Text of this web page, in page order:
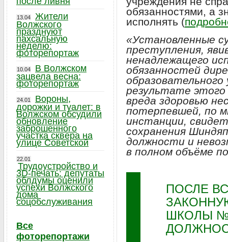
обязанностями, а
исполнять (
«Установленные
преступления,
ненадлежащего
обязанностей
результате этого
вреда здоровью
потерпевшей, по
инстанции,
сохранения
должности и
в полном объёме
ПОСЛЕ
ШКОЛЫ №
13.04
Жители
Волжского
празднуют
пахсальную
неделю:
фоторепортаж
10.04
В Волжском
зацвела весна:
фоторепортаж
24.01
Вороны,
дорожки и туалет: в
Волжском обсудили
обновление
заброшенного
участка сквера на
улице Советской
22.01
Трудоустройство и
3D-печать: депутаты
облдумы оценили
успехи Волжского
дома
соцобслуживания
Все
фоторепортажи